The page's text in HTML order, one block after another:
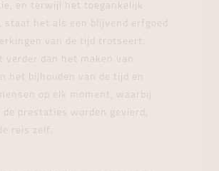
en terwijl het toegankelijk
staat het als een blijvend erfgoed
van de tijd trotseert.
verder dan het maken van
het bijhouden van de tijd en
op elk moment, waarbij
de prestaties worden gevierd,
reis zelf.